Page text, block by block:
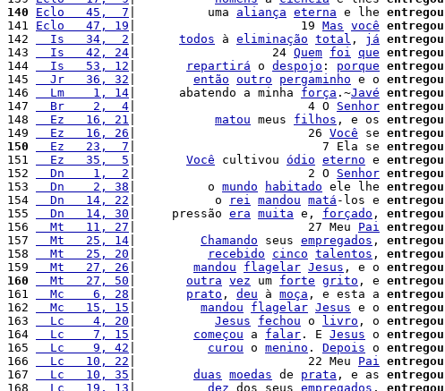
140
Eclo   45,  7 |          uma aliança eterna e lhe entregou
141 Eclo   47, 19 |                       19 Mas você entregou
142
  Is   34,  2
todos à eliminação total , já entregou
143
  Is   42, 24
|                   24 Quem foi que entregou
144
  Is   53, 12
repartirá o despojo : porque entregou
145
  Jr   36, 32
então outro pergaminho e o entregou
146
  Lm    1, 14
|      abatendo a minha força .~Javé entregou
147
  Br    2,  4
|                        4 O Senhor entregou
148
  Ez   16, 21
matou meus filhos , e os entregou
149
  Ez   16, 26
|                        26 Você se entregou
150
  Ez   23,  7
|                          7 Ela se entregou
151
  Ez   35,  5
Você cultivou ódio eterno e entregou
152
  Dn    1,  2
|                        2 O Senhor entregou
153
  Dn    2, 38
|          o mundo habitado ele lhe entregou
154
  Dn   14, 22
|           o rei mandou matá -los e entregou
155
  Dn   14, 30
|     pressão era muita e, forçado , entregou
156
  Mt   11, 27
|                        27 Meu Pai entregou
157
  Mt   25, 14
Chamando seus empregados , entregou
158
  Mt   25, 20
recebido cinco talentos , entregou
159
  Mt   27, 26
mandou flagelar Jesus , e o entregou
160
  Mt   27, 50
outra vez um forte grito , e entregou
161
  Mc    6, 28
prato , deu à moça , e esta a entregou
162
  Mc   15, 15
mandou flagelar Jesus e o entregou
163
  Lc    4, 20
Jesus fechou o livro , o entregou
164
  Lc    7, 15
começou a falar . E Jesus o entregou
165
  Lc    9, 42
curou o menino . Depois o entregou
166
  Lc   10, 22
|                        22 Meu Pai entregou
167
  Lc   10, 35
duas moedas de prata , e as entregou
168
  Lc   19, 13
dez dos seus empregados , entregou